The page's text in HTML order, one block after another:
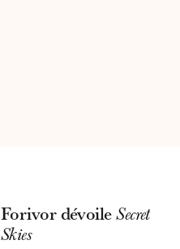
Forivor dévoileSecret
Skies